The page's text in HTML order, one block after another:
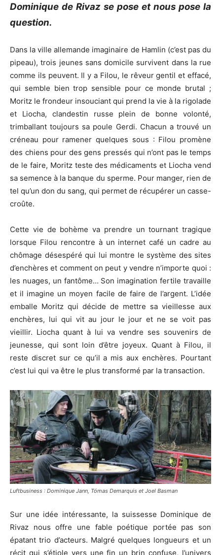
Dominique de Rivaz se pose et nous pose la
question.
Dans la ville allemande imaginaire de Hamlin (c’est pas du
pipeau), trois jeunes sans domicile survivent dans la rue
comme ils peuvent. Il y a Filou, le rêveur gentil et effacé,
qui semble bien trop sensible pour ce monde brutal ;
Moritz le frondeur insouciant qui prend la vie à la rigolade
et Liocha, clandestin russe plein de bonne volonté,
trimballant toujours sa poule Gerdi. Chacun a trouvé un
créneau pour ramener quelques sous : Filou promène
des chiens pour des gens pressés qui n’ont pas le temps
de le faire, Moritz teste des médicaments et Liocha vend
sa semence à la banque du sperme. Pour manger, rien de
tel qu’un don du sang, qui permet de récupérer un casse-
croûte.
Cette vie de bohème va prendre un tournant tragique
lorsque Filou rencontre à un internet café un cadre au
chômage désespéré qui lui montre le système des sites
d’enchères et comment on peut y vendre n’importe quoi :
les nuages, un fantôme… Son imagination fertile travaille
et il imagine un moyen facile de faire de l’argent. L’idée
emballe Moritz qui décide de mettre sa vieillesse aux
enchères, lui qui vit au jour le jour et ne se voit pas
vieillir. Liocha quant à lui va vendre ses souvenirs de
jeunesse, qui sont loin d’être joyeux. Quant à Filou, il
reste discret sur ce qu’il a mis aux enchères. Pourtant
c’est lui qui va être le plus transformé par la transaction.
Luftbusiness : Dominique Jann, Tómas Demarquis et Joel Basman
Sur une idée intéressante, la suissesse Dominique de
Rivaz nous offre une fable poétique portée pas son
épatant trio d’acteurs. Malgré quelques longueurs et un
récit qui s’étiole vers une fin un brin confuse, l’univers